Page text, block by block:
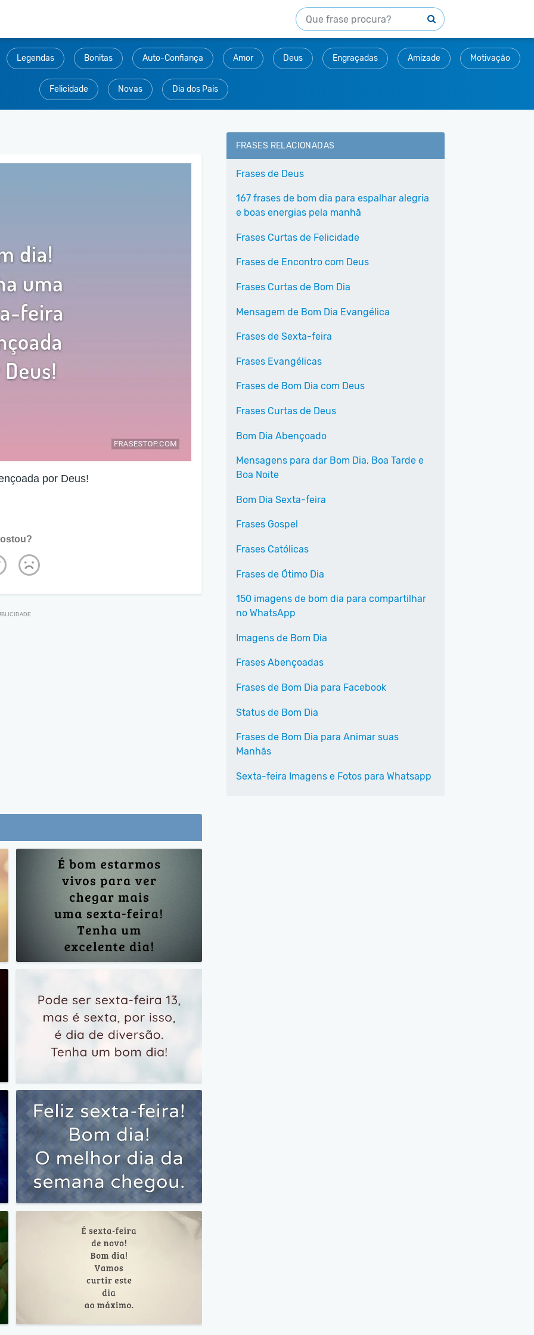
Legendas Bonitas Auto-Confiança Amor Deus Engraçadas Amizade Motivação
Felicidade Novas Dia dos Pais
por Deus!
FRASES RELACIONADAS
Frases de Deus
167 frases de bom dia para espalhar alegria
e boas energias pela manhã
Frases Curtas de Felicidade
Frases de Encontro com Deus
Frases Curtas de Bom Dia
Mensagem de Bom Dia Evangélica
Frases de Sexta-feira
Frases Evangélicas
Frases de Bom Dia com Deus
Frases Curtas de Deus
Bom Dia Abençoado
Mensagens para dar Bom Dia, Boa Tarde e
Boa Noite
Bom Dia Sexta-feira
Frases Gospel
Frases Católicas
Frases de Ótimo Dia
150 imagens de bom dia para compartilhar
no WhatsApp
Imagens de Bom Dia
Frases Abençoadas
Frases de Bom Dia para Facebook
Status de Bom Dia
Frases de Bom Dia para Animar suas
Manhãs
Sexta-feira Imagens e Fotos para Whatsapp